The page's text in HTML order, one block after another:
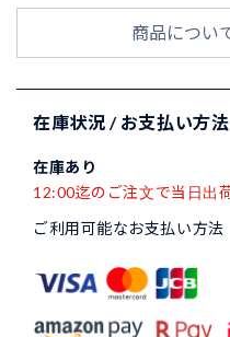
商品につい
在庫状況 / お支払い方法
在庫あり
12:00迄のご注文で当日出
ご利用可能なお支払い方法